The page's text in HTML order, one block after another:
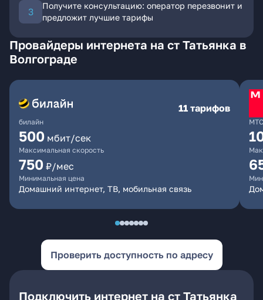
Получите консультацию: оператор перезвонит и
предложит лучшие тарифы
Провайдеры интернета на ст Татьянка в
Волгограде
билайн
11 тарифов
500 мбит/сек
Максимальная скорость
750 ₽/мес
Минимальная цена
Домашний интернет, ТВ, мобильная связь
МТС
Проверить доступность по адресу
Подключить интернет на ст Татьянка